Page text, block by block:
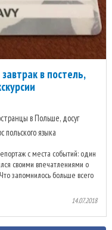
в постель,
в Польше, досуг
польского языка
с места событий: один
своими впечатлениями о
запомнилось больше всего
14.07.2018